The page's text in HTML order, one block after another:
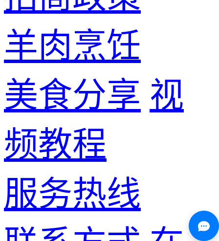
羊肉烹饪
美食分享 视
频教程
服务热线